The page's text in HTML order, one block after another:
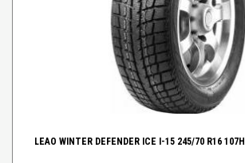
LEAO WINTER DEFENDER ICE I-15 245/70 R16 107H